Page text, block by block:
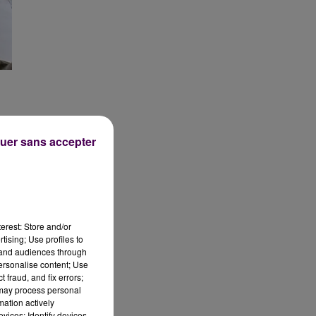
Store and/or
Use profiles to
audiences through
content; Use
fraud, and fix errors;
process personal
actively
sans accepter